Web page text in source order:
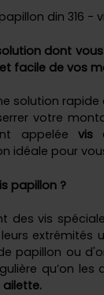
din 316 -
dont
facile de vos
solution
votre
appelée vis
idéale pour
papillon ?
des vis
extrémités
papillon ou
qu’on les
ailette.